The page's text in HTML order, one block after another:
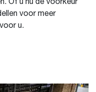
Of u nu de voorkeur
voor meer
u.